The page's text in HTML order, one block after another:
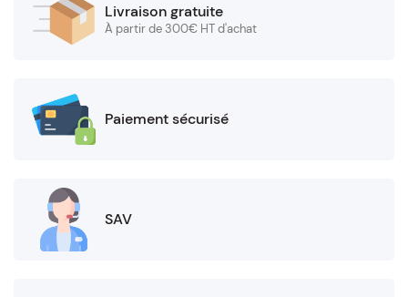
Livraison gratuite
À partir de 300€ HT d'achat
Paiement sécurisé
SAV